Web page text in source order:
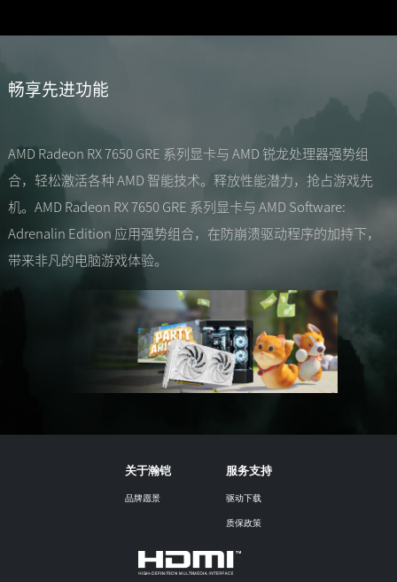
畅享先进功能
AMD Radeon RX 7650 GRE 系列显卡与 AMD 锐龙处理器强势组
合，轻松激活各种 AMD 智能技术。释放性能潜力，抢占游戏先
机。AMD Radeon RX 7650 GRE 系列显卡与 AMD Software:
Adrenalin Edition 应用强势组合，在防崩溃驱动程序的加持下，
带来非凡的电脑游戏体验。
关于瀚铠
品牌愿景
服务支持
驱动下载
质保政策